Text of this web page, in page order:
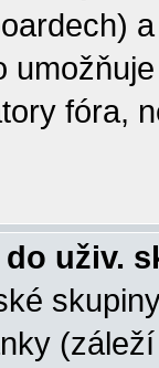
fóra,
uživ.